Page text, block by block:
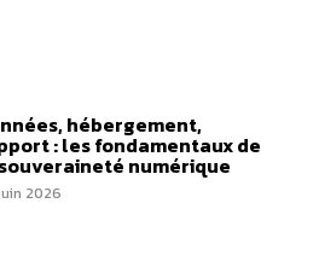
hébergement,
: les fondamentaux de
numérique
2026